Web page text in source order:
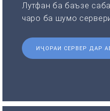
Лутфан ба баъзе
чаро ба шумо
ИҶОРАИ СЕРВЕР ДАР